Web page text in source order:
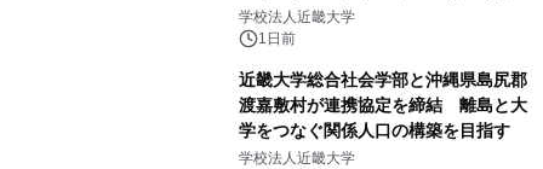
します パークでしか味わえない期間
限定スイーツを楽しんで♪
学校法人近畿大学
1日前
近畿大学総合社会学部と沖縄県島尻郡
渡嘉敷村が連携協定を締結 離島と大
学をつなぐ関係人口の構築を目指す
学校法人近畿大学